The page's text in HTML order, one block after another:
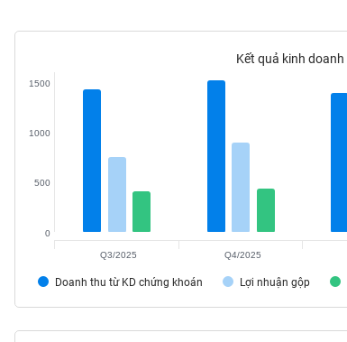
Kết quả kinh doanh
Lợi nhuận gộp
Doanh thu từ KD chứng khoán
0
500
1000
1500
Q3/2025 Q4/2025
NGUYÊN
NGHIỆP